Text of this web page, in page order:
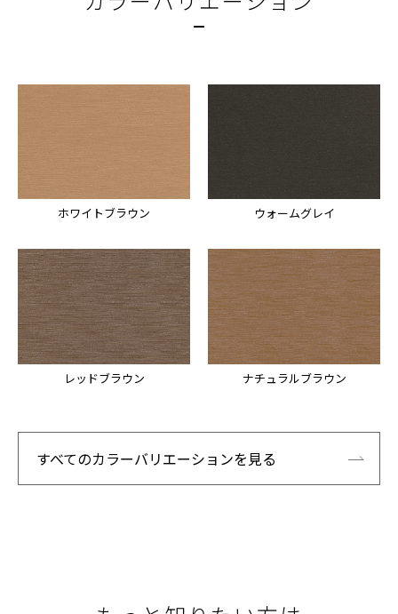
ホワイトブラウン ウォームグレイ
レッドブラウン ナチュラルブラウン
すべてのカラーバリエーションを見る